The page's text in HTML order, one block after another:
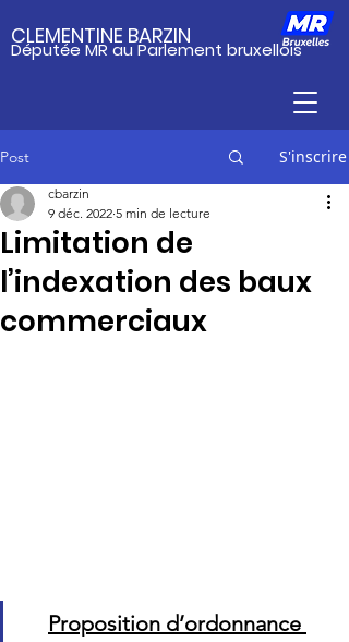
Députée MR au Parlement bruxellois
CLEMENTINE BARZIN
Post S'inscrire
Limitation de
l’indexation des baux
commerciaux
cbarzin
9 déc. 2022 5 min de lecture
Proposition d’ordonnance